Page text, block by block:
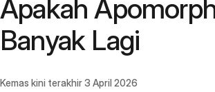
Apakah
Banyak Lagi
Kemas kini terakhir3 April 2026